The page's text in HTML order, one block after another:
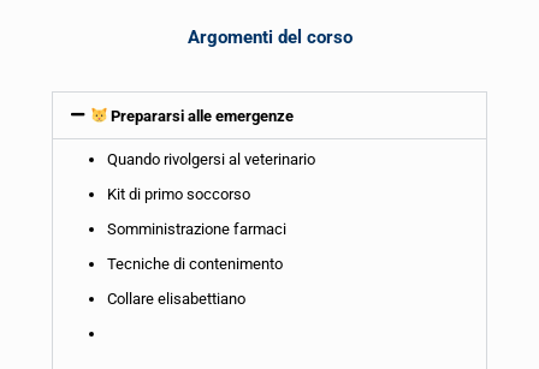
Argomenti del corso
Prepararsi alle emergenze
Quando rivolgersi al veterinario
Kit di primo soccorso
Somministrazione farmaci
Tecniche di contenimento
Collare elisabettiano